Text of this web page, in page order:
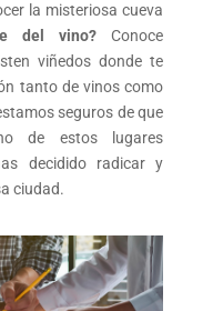
la misteriosa cueva
del vino? Conoce
viñedos donde te
tanto de vinos como
seguros de que
de estos lugares
decidido radicar y
ciudad.